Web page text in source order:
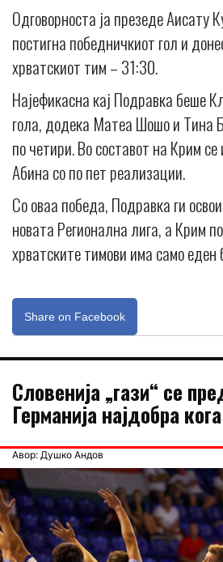
Одговорноста ја презеде Аисату
постигна победничкиот гол и
хрватскиот тим – 31:30.
Најефикасна кај Подравка беше
гола, додека Матеа Шошо и Тина
по четири. Во составот на Крим се
Абина со по пет реализации.
Со оваа победа, Подравка ги
новата Регионална лига, а Крим
хрватските тимови има само еден
Share on Facebook
Словенија „гази“ се
Германија најдобра
Авор: Душко Андов